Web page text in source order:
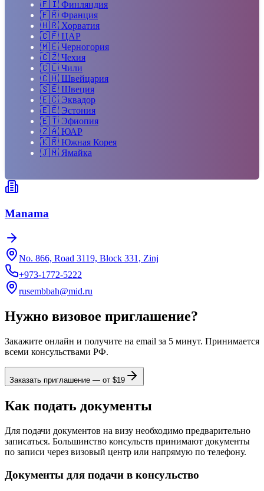
🇫🇮 Финляндия
🇫🇷 Франция
🇭🇷 Хорватия
🇨🇫 ЦАР
🇲🇪 Черногория
🇨🇿 Чехия
🇨🇱 Чили
🇨🇭 Швейцария
🇸🇪 Швеция
🇪🇨 Эквадор
🇪🇪 Эстония
🇪🇹 Эфиопия
🇿🇦 ЮАР
🇰🇷 Южная Корея
🇯🇲 Ямайка
Manama
No. 866, Road 3119, Block 331, Zinj
+973-1772-5222
rusembbah@mid.ru
Нужно визовое приглашение?
Закажите онлайн и получите на email за 5 минут. Принимается
всеми консульствами РФ.
Заказать приглашение — от $19
Как подать документы
Для подачи документов на визу необходимо предварительно
записаться. Большинство консульств принимают документы
по записи через визовый центр или напрямую по телефону.
Документы для подачи в консульство